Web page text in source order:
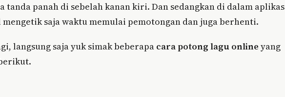
tanda panah di sebelah kanan kiri. Dan sedangkan di dalam
saja waktu memulai pemotongan dan juga berhenti.
langsung saja yuk simak beberapa cara potong lagu online yang